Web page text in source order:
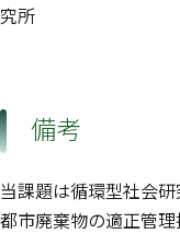
究所
備考
当課題は循環型社会
都市廃棄物の適正管